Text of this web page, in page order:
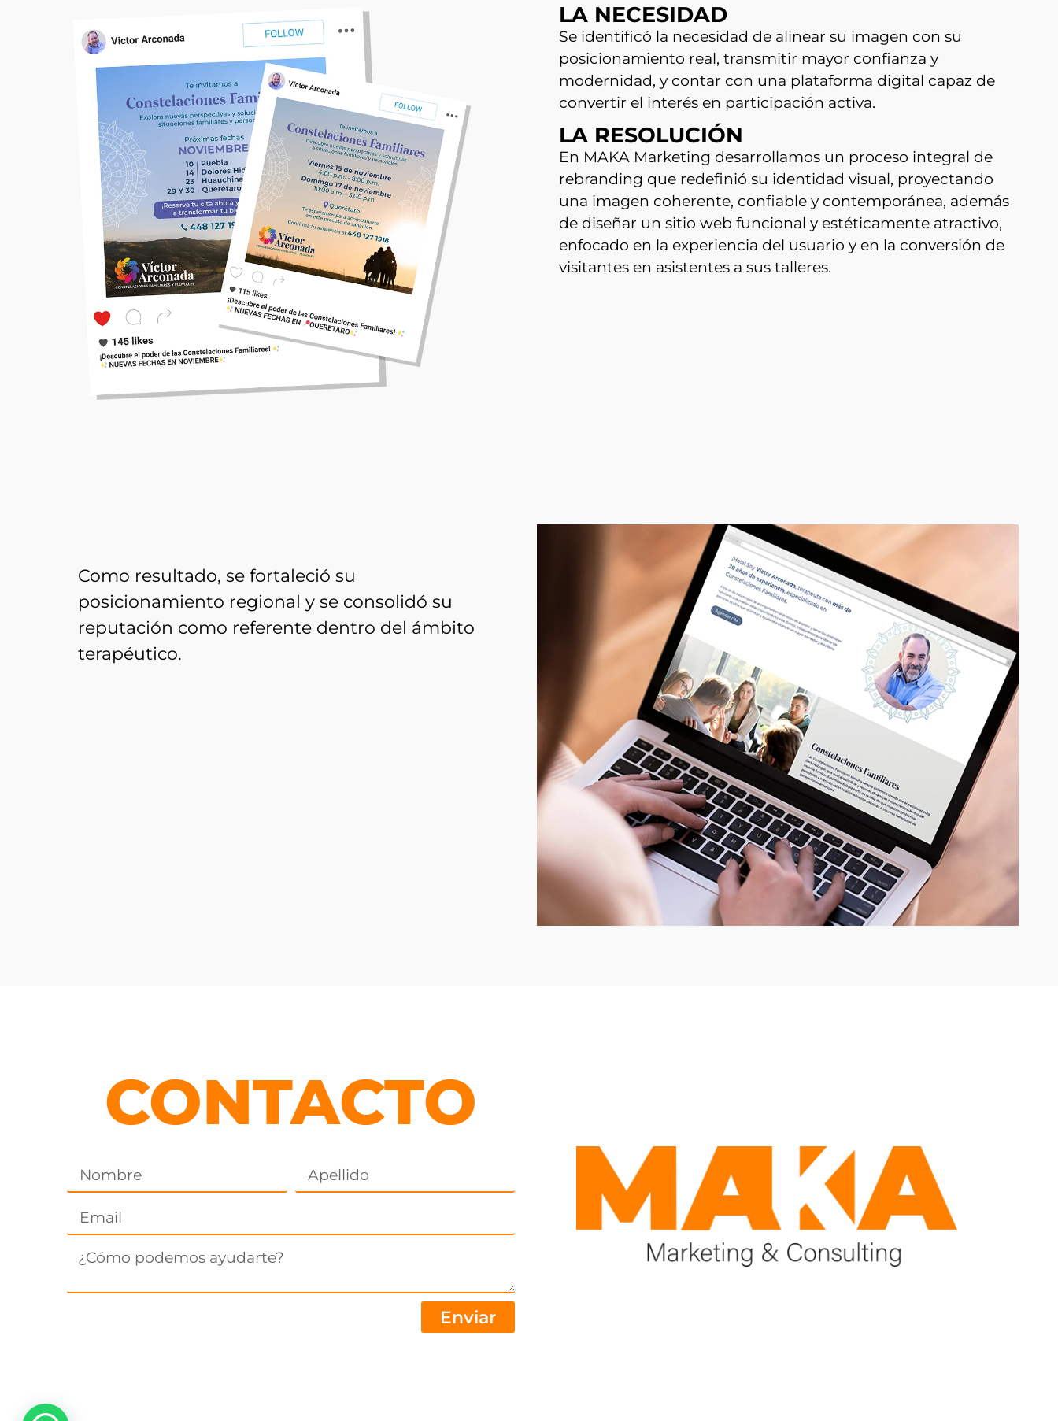
LA NECESIDAD
Se identificó la necesidad de alinear su imagen con su
posicionamiento real, transmitir mayor confianza y
modernidad, y contar con una plataforma digital capaz de
convertir el interés en participación activa.
LA RESOLUCIÓN
En MAKA Marketing desarrollamos un proceso integral de
rebranding que redefinió su identidad visual, proyectando
una imagen coherente, confiable y contemporánea, además
de diseñar un sitio web funcional y estéticamente atractivo,
enfocado en la experiencia del usuario y en la conversión de
visitantes en asistentes a sus talleres.
Como resultado, se fortaleció su
posicionamiento regional y se consolidó su
reputación como referente dentro del ámbito
terapéutico.
CONTACTO
Enviar